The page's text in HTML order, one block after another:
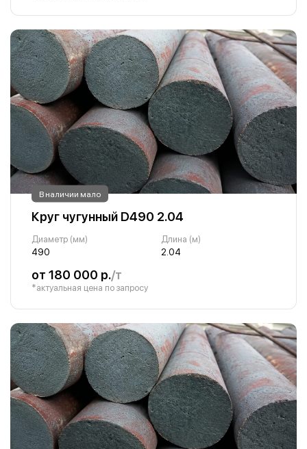
В наличии мало
Круг чугунный D490 2.04
Диаметр (мм)
490
Длина (м)
2.04
от 180 000 р./т
*актуальная цена по запросу